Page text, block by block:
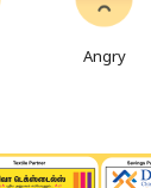
Angry